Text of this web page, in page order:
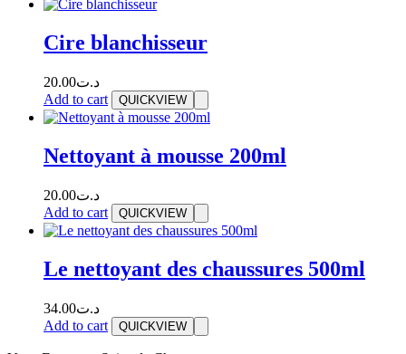
Cire blanchisseur
د.ت20.00
Add to cart
QUICKVIEW
Nettoyant à mousse 200ml
د.ت20.00
Add to cart
QUICKVIEW
Le nettoyant des chaussures 500ml
د.ت34.00
Add to cart
QUICKVIEW